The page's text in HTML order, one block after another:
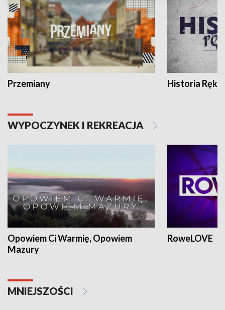
Przemiany Historia Ręką
WYPOCZYNEK I REKREACJA
Opowiem Ci Warmię, Opowiem
Mazury
RoweLOVE
MNIEJSZOŚCI